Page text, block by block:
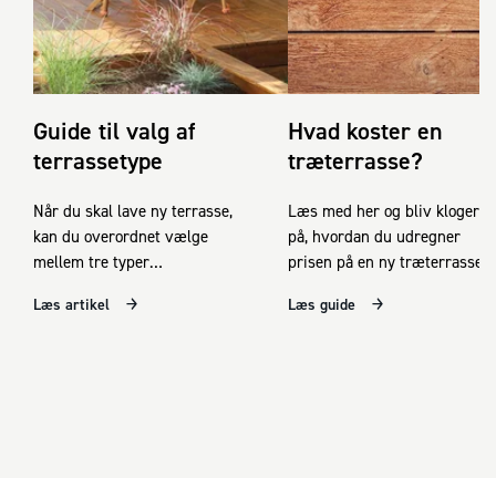
Guide til valg af
terrassetype
Når du skal lave ny terrasse,
kan du overordnet vælge
mellem tre typer
komposit.
Læs artikel
Hvad koster en
træterrasse?
Læs med her og bliv klogere
på, hvordan du udregner
prisen på en ny træterrasse.
Læs guide